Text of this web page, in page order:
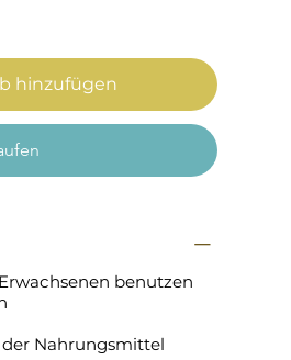
hinzufügen
benutzen
Nahrungsmittel